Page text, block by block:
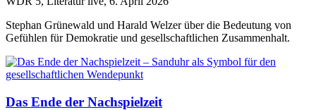
Stephan Grünewald und Harald Welzer über die Bedeutung von
Gefühlen für Demokratie und gesellschaftlichen Zusammenhalt.
Das Ende der Nachspielzeit